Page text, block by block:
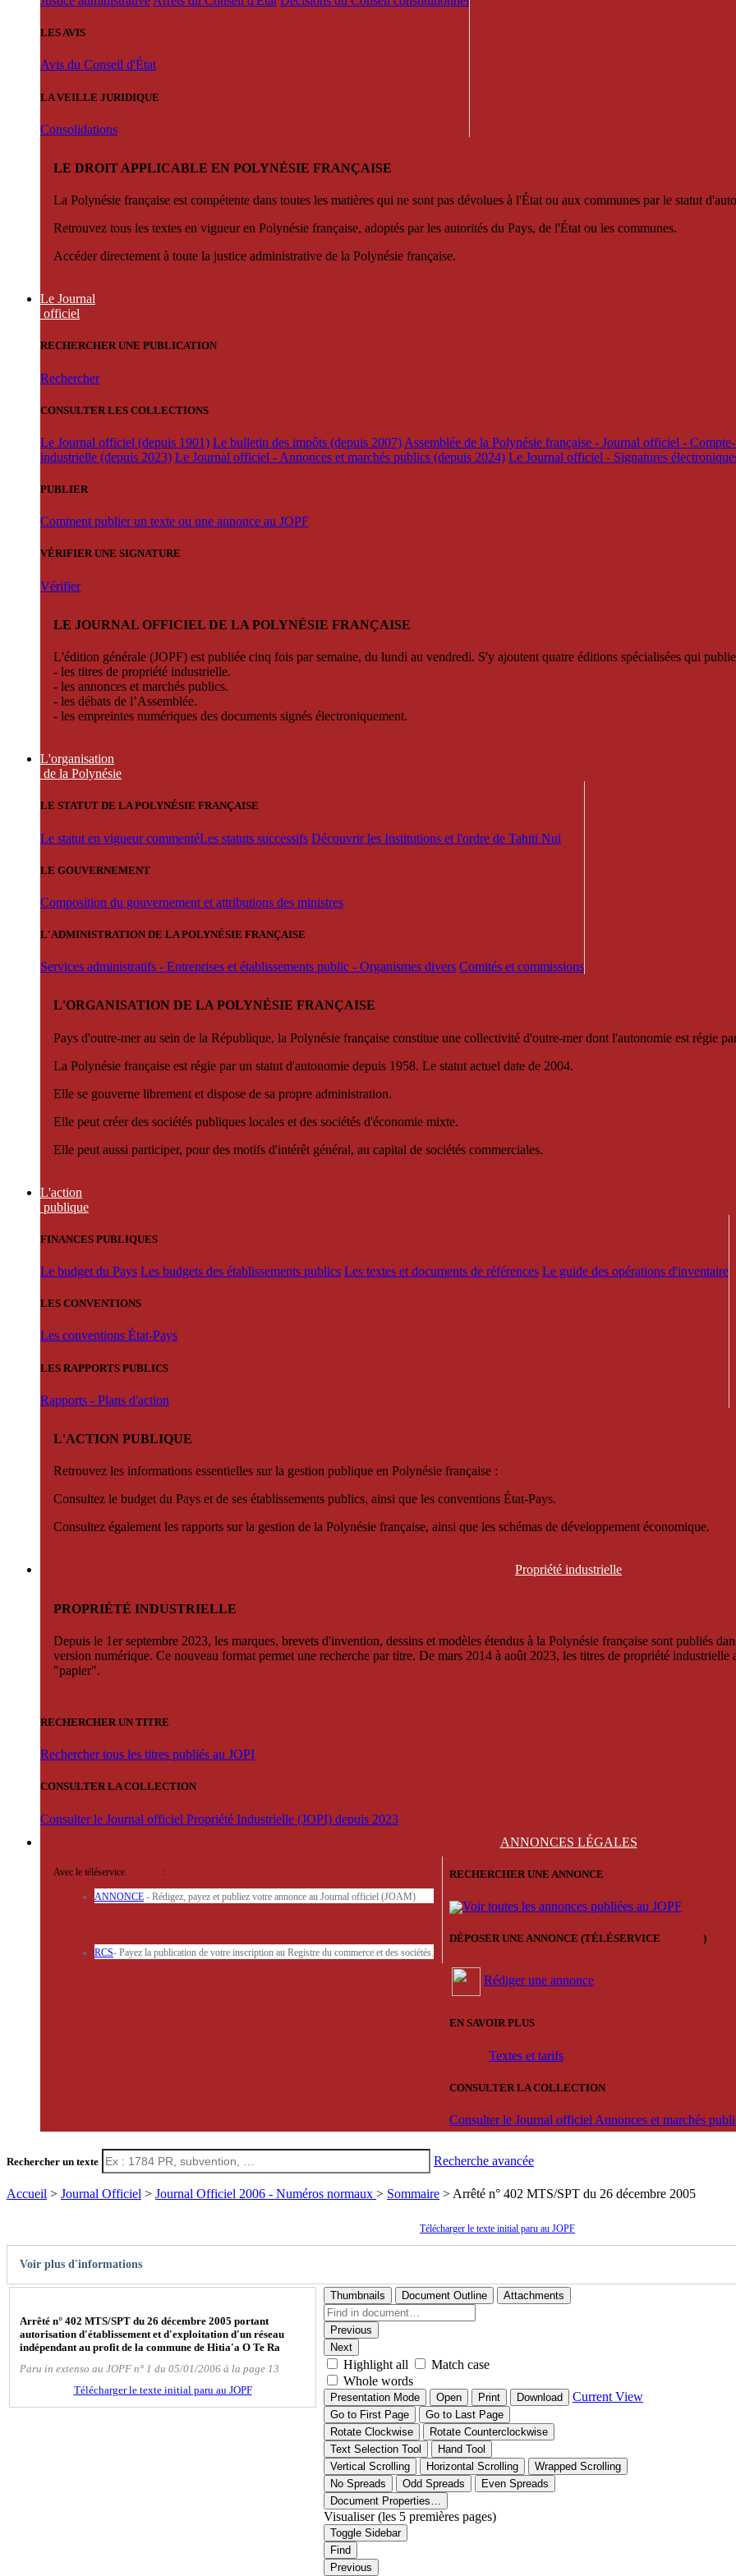
LES AVIS
Avis du Conseil d'État
LA VEILLE JURIDIQUE
Consolidations
LE DROIT APPLICABLE EN POLYNÉSIE FRANÇAISE
La Polynésie française est compétente dans toutes les matières qui ne sont pas dévolues à l'État ou aux communes par le statut
Retrouvez tous les textes en vigueur en Polynésie française, adoptés par les autorités du Pays, de l'État ou les communes.
Accéder directement à toute la justice administrative de la Polynésie française.
Le Journal
officiel
RECHERCHER UNE PUBLICATION
Rechercher
CONSULTER LES COLLECTIONS
Le Journal officiel (depuis 1901) Le bulletin des impôts (depuis 2007) Assemblée de la Polynésie française - Journal officiel -
industrielle (depuis 2023) Le Journal officiel - Annonces et marchés publics (depuis 2024) Le Journal officiel - Signatures
PUBLIER
Comment publier un texte ou une annonce au JOPF
VÉRIFIER UNE SIGNATURE
Vérifier
LE JOURNAL OFFICIEL DE LA POLYNÉSIE FRANÇAISE
L'édition générale (JOPF) est publiée cinq fois par semaine, du lundi au vendredi. S'y ajoutent quatre éditions spécialisées qui
- les titres de propriété industrielle.
- les annonces et marchés publics.
- les débats de l’Assemblée.
- les empreintes numériques des documents signés électroniquement.
L'organisation
de la Polynésie
LE STATUT DE LA POLYNÉSIE FRANÇAISE
Le statut en vigueur commentéLes statuts successifs Découvrir les Institutions et l'ordre de Tahiti Nui
LE GOUVERNEMENT
Composition du gouvernement et attributions des ministres
L'ADMINISTRATION DE LA POLYNÉSIE FRANÇAISE
Services administratifs - Entreprises et établissements public - Organismes divers Comités et commissions
L'ORGANISATION DE LA POLYNÉSIE FRANÇAISE
Pays d'outre-mer au sein de la République, la Polynésie française constitue une collectivité d'outre-mer dont l'autonomie est régie
La Polynésie française est régie par un statut d'autonomie depuis 1958. Le statut actuel date de 2004.
Elle se gouverne librement et dispose de sa propre administration.
Elle peut créer des sociétés publiques locales et des sociétés d'économie mixte.
Elle peut aussi participer, pour des motifs d'intérêt général, au capital de sociétés commerciales.
L'action
publique
FINANCES PUBLIQUES
Le budget du Pays Les budgets des établissements publics Les textes et documents de références Le guide des opérations d'inventaire
LES CONVENTIONS
Les conventions État-Pays
LES RAPPORTS PUBLICS
Rapports - Plans d'action
L'ACTION PUBLIQUE
Retrouvez les informations essentielles sur la gestion publique en Polynésie française :
Consultez le budget du Pays et de ses établissements publics, ainsi que les conventions État-Pays.
Consultez également les rapports sur la gestion de la Polynésie française, ainsi que les schémas de développement économique.
Propriété industrielle
PROPRIÉTÉ INDUSTRIELLE
Depuis le 1er septembre 2023, les marques, brevets d'invention, dessins et modèles étendus à la Polynésie française sont publiés
version numérique. Ce nouveau format permet une recherche par titre. De mars 2014 à août 2023, les titres de propriété
"papier".
RECHERCHER UN TITRE
Rechercher tous les titres publiés au JOPI
CONSULTER LA COLLECTION
Consulter le Journal officiel Propriété Industrielle (JOPI) depuis 2023
ANNONCES LÉGALES
Avec le téléservice :
ANNONCE - Rédigez, payez et publiez votre annonce au Journal officiel (JOAM)
RCS- Payez la publication de votre inscription au Registre du commerce et des sociétés.
RECHERCHER UNE ANNONCE
Voir toutes les annonces publiées au JOPF
DÉPOSER UNE ANNONCE (TÉLÉSERVICE )
Rédiger une annonce
EN SAVOIR PLUS
Textes et tarifs
CONSULTER LA COLLECTION
Consulter le Journal officiel Annonces et marchés
Rechercher un texte Recherche avancée
Accueil > Journal Officiel > Journal Officiel 2006 - Numéros normaux > Sommaire > Arrêté n° 402 MTS/SPT du 26 décembre 2005
Télécharger le texte initial paru au JOPF
Voir plus d'informations
Arrêté n° 402 MTS/SPT du 26 décembre 2005 portant
autorisation d'établissement et d'exploitation d'un réseau
indépendant au profit de la commune de Hitia'a O Te Ra
Paru in extenso au JOPF n° 1 du 05/01/2006 à la page 13
Télécharger le texte initial paru au JOPF
Thumbnails Document Outline Attachments
Previous
Next
Highlight all
Match case
Whole words
Presentation Mode Open Print Download Current View
Go to First Page
Go to Last Page
Rotate Clockwise
Rotate Counterclockwise
Text Selection Tool
Hand Tool
Vertical Scrolling
Horizontal Scrolling
Wrapped Scrolling
No Spreads
Odd Spreads
Even Spreads
Document Properties…
Visualiser (les 5 premières pages)
Toggle Sidebar
Find
Previous